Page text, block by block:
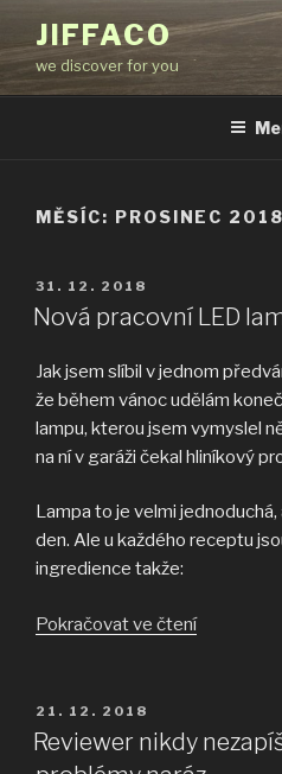
obsahu
webu
JIFFACO
we discover for you
MĚSÍC: PROSINEC 2018
PUBLIKOVÁNO
31. 12. 2018
Nová pracovní LED
Jak jsem slíbil v jednom
že během vánoc udělám
lampu, kterou jsem vymyslel
na ní v garáži čekal hliníkový
Lampa to je velmi
den. Ale u každého receptu
ingredience takže:
Pokračovat ve čtení„Nová
PUBLIKOVÁNO
21. 12. 2018
Reviewer nikdy